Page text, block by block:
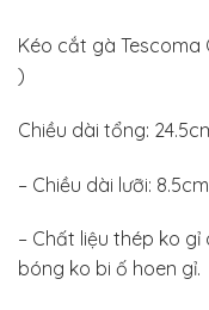
Kéo cắt gà Tescoma
)
Chiều dài tổng:
– Chiều dài lưỡi:
– Chất liệu thép ko
bóng ko bi ố hoen gỉ.